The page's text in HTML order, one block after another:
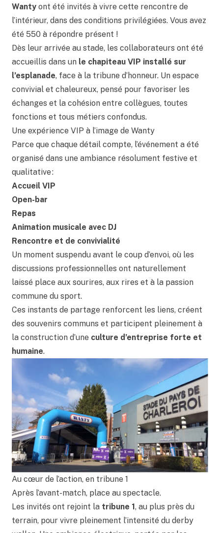
Wanty ont été invités à vivre cette rencontre de
l’intérieur, dans des conditions privilégiées. Vous avez
été 550 à répondre présent !
Dès leur arrivée au stade, les collaborateurs ont été
accueillis dans un le chapiteau VIP installé sur
l’esplanade, face à la tribune d’honneur. Un espace
convivial et chaleureux, pensé pour favoriser les
échanges et la cohésion entre collègues, toutes
fonctions et tous métiers confondus.
Une expérience VIP à l’image de Wanty
Parce que chaque détail compte, l’événement a été
organisé dans une ambiance résolument festive et
qualitative :
Accueil VIP
Open-bar
Repas
Animation musicale avec DJ
Rencontre et de convivialité
Un moment suspendu avant le coup d’envoi, où les
discussions professionnelles ont naturellement
laissé place aux sourires, aux rires et à la passion
commune du sport.
Ces instants de partage renforcent les liens, créent
des souvenirs communs et participent pleinement à
la construction d’une culture d’entreprise forte et
humaine.
Au cœur de l’action, en tribune 1
Après l’avant-match, place au spectacle.
Les invités ont rejoint la tribune 1, au plus près du
terrain, pour vivre pleinement l’intensité du derby